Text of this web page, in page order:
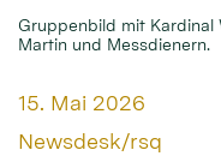
Gruppenbild mit Kardinal
Martin und Messdienern.
Datum:
15. Mai 2026
Von:
Newsdesk/rsq